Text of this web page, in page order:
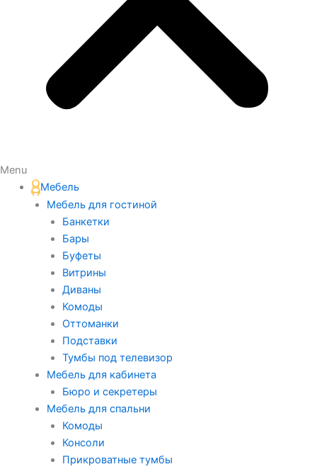
Menu
Мебель
Мебель для гостиной
Банкетки
Бары
Буфеты
Витрины
Диваны
Комоды
Оттоманки
Подставки
Тумбы под телевизор
Мебель для кабинета
Бюро и секретеры
Мебель для спальни
Комоды
Консоли
Прикроватные тумбы